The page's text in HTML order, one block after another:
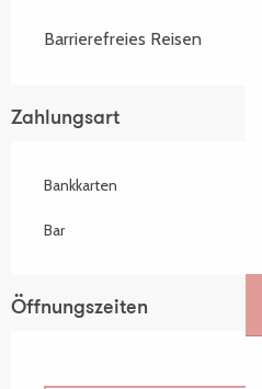
Barrierefreies Reisen
Zahlungsart
Bankkarten
Bar
Öffnungszeiten